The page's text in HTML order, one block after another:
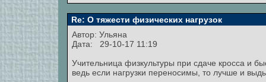
Re: О тяжести физических нагрузок
Автор: Ульяна
Дата: 29-10-17 11:19
Учительница физкультуры при сдаче кросса и
ведь если нагрузки переносимы, то лучше и